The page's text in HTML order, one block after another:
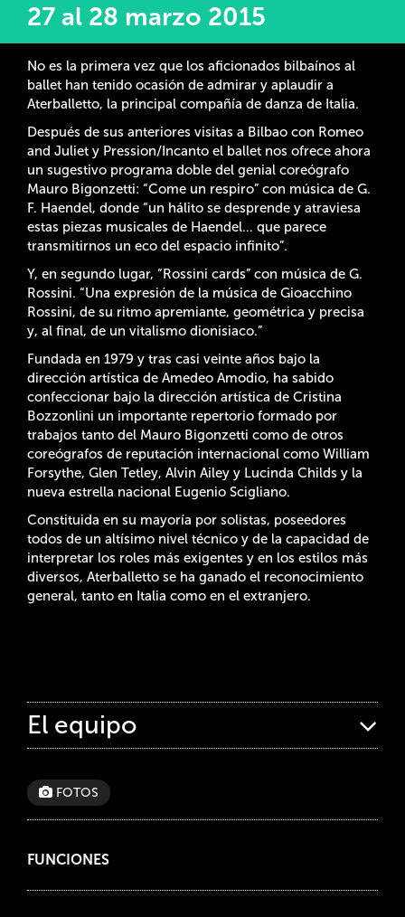
27 al 28 marzo 2015
No es la primera vez que los aficionados bilbaínos al
ballet han tenido ocasión de admirar y aplaudir a
Aterballetto, la principal compañía de danza de Italia.
Después de sus anteriores visitas a Bilbao con Romeo
and Juliet y Pression/Incanto el ballet nos ofrece ahora
un sugestivo programa doble del genial coreógrafo
Mauro Bigonzetti: “Come un respiro” con música de G.
F. Haendel, donde “un hálito se desprende y atraviesa
estas piezas musicales de Haendel… que parece
transmitirnos un eco del espacio infinito”.
Y, en segundo lugar, “Rossini cards” con música de G.
Rossini. “Una expresión de la música de Gioacchino
Rossini, de su ritmo apremiante, geométrica y precisa
y, al final, de un vitalismo dionisiaco.”
Fundada en 1979 y tras casi veinte años bajo la
dirección artística de Amedeo Amodio, ha sabido
confeccionar bajo la dirección artística de Cristina
Bozzonlini un importante repertorio formado por
trabajos tanto del Mauro Bigonzetti como de otros
coreógrafos de reputación internacional como William
Forsythe, Glen Tetley, Alvin Ailey y Lucinda Childs y la
nueva estrella nacional Eugenio Scigliano.
Constituida en su mayoría por solistas, poseedores
todos de un altísimo nivel técnico y de la capacidad de
interpretar los roles más exigentes y en los estilos más
diversos, Aterballetto se ha ganado el reconocimiento
general, tanto en Italia como en el extranjero.
El equipo
FOTOS
FUNCIONES